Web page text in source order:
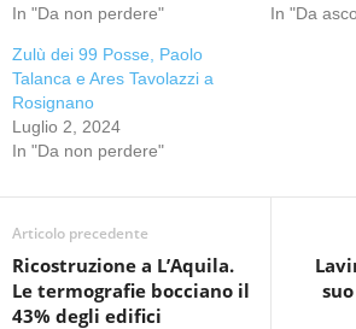
In "Da non perdere"
In "Da
Zulù dei 99 Posse, Paolo
Talanca e Ares Tavolazzi a
Rosignano
Luglio 2, 2024
In "Da non perdere"
Articolo precedente
Ricostruzione a L’Aquila.
Le termografie bocciano il
43% degli edifici
suo